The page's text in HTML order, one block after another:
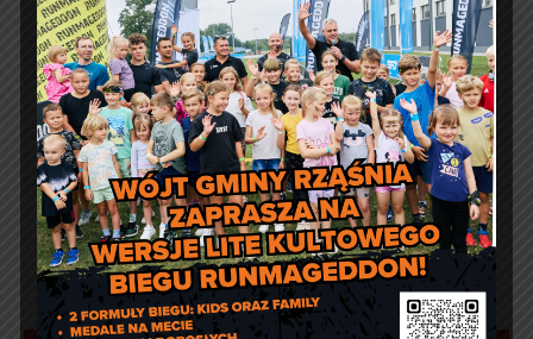
Komunikat Ministerstwa
Cyfryzacji